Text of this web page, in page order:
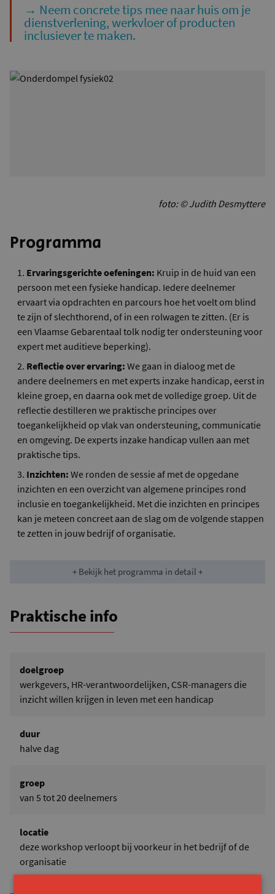
→ Neem concrete tips mee naar huis om je
dienstverlening, werkvloer of producten
inclusiever te maken.
foto: © Judith Desmyttere
Programma
Ervaringsgerichte oefeningen: Kruip in de huid van een
persoon met een fysieke handicap. Iedere deelnemer
ervaart via opdrachten en parcours hoe het voelt om blind
te zijn of slechthorend, of in een rolwagen te zitten. (Er is
een Vlaamse Gebarentaal tolk nodig ter ondersteuning voor
expert met auditieve beperking).
Reflectie over ervaring: We gaan in dialoog met de
andere deelnemers en met experts inzake handicap, eerst in
kleine groep, en daarna ook met de volledige groep. Uit de
reflectie destilleren we praktische principes over
toegankelijkheid op vlak van ondersteuning, communicatie
en omgeving. De experts inzake handicap vullen aan met
praktische tips.
Inzichten: We ronden de sessie af met de opgedane
inzichten en een overzicht van algemene principes rond
inclusie en toegankelijkheid. Met die inzichten en principes
kan je meteen concreet aan de slag om de volgende stappen
te zetten in jouw bedrijf of organisatie.
+ Bekijk het programma in detail +
Praktische info
doelgroep
werkgevers, HR-verantwoordelijken, CSR-managers die
inzicht willen krijgen in leven met een handicap
duur
halve dag
groep
van 5 tot 20 deelnemers
locatie
deze workshop verloopt bij voorkeur in het bedrijf of de
organisatie